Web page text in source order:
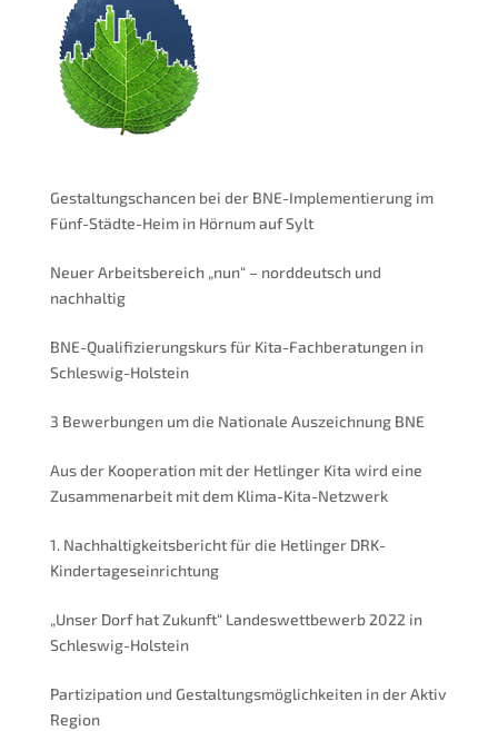
Gestaltungschancen bei der BNE-Implementierung im
Fünf-Städte-Heim in Hörnum auf Sylt
Neuer Arbeitsbereich „nun“ – norddeutsch und
nachhaltig
BNE-Qualifizierungskurs für Kita-Fachberatungen in
Schleswig-Holstein
3 Bewerbungen um die Nationale Auszeichnung BNE
Aus der Kooperation mit der Hetlinger Kita wird eine
Zusammenarbeit mit dem Klima-Kita-Netzwerk
1. Nachhaltigkeitsbericht für die Hetlinger DRK-
Kindertageseinrichtung
„Unser Dorf hat Zukunft“ Landeswettbewerb 2022 in
Schleswig-Holstein
Partizipation und Gestaltungsmöglichkeiten in der Aktiv
Region